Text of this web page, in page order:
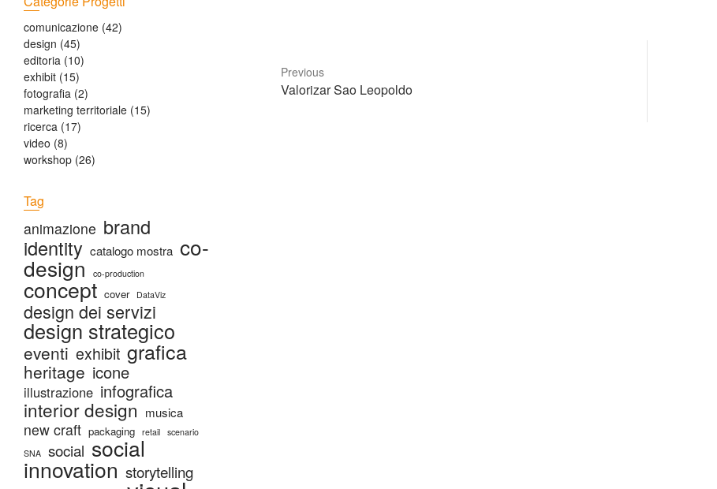
Previous
P
Valorizar Sao Leopoldo
comunicazione (42)
design (45)
editoria (10)
exhibit (15)
fotografia (2)
marketing territoriale (15)
ricerca (17)
video (8)
workshop (26)
Tag
animazione brand
identity catalogo mostra co-
design co-production
concept cover DataViz
design dei servizi
design strategico
eventi exhibit grafica
heritage icone
illustrazione infografica
interior design musica
new craft packaging retail scenario
SNA social social
innovation storytelling